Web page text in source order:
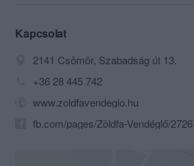
Kapcsolat
2141 Csömör, Szabadság út 13.
+36 28 445 742
www.zoldfavendeglo.hu
fb.com/pages/Zöldfa-Vendéglő/